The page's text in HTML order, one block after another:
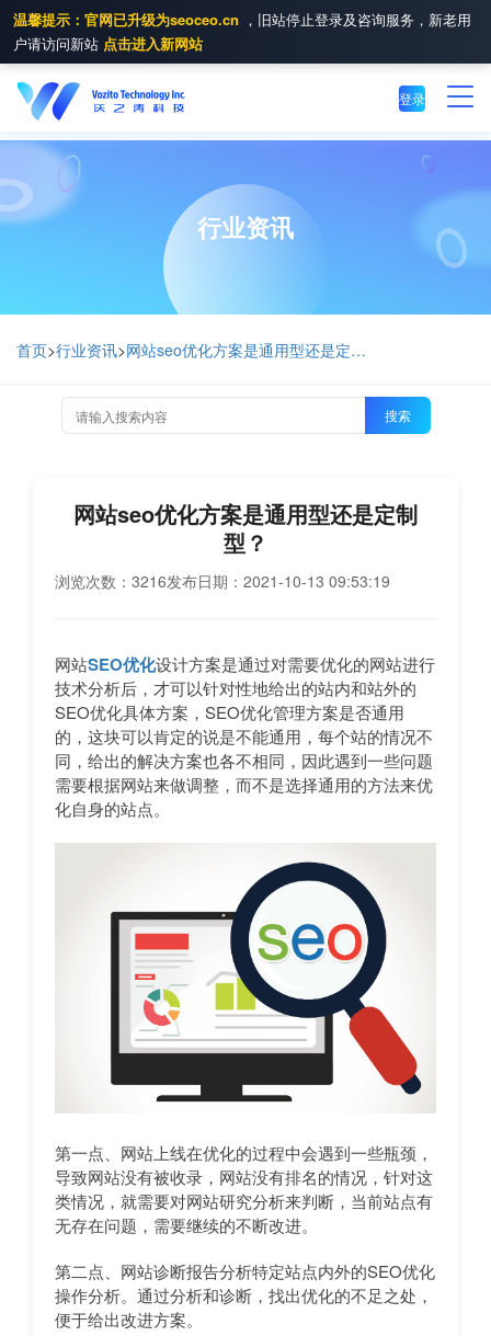
温馨提示：官网已升级为seoceo.cn ，旧站停止登录及咨询服务，新老用
户请访问新站 点击进入新网站
登录
行业资讯
首页>行业资讯> 网站seo优化方案是通用型还是定制型？
搜索
网站seo优化方案是通用型还是定制
型？
浏览次数：3216发布日期：2021-10-13 09:53:19
网站SEO优化设计方案是通过对需要优化的网站进行
技术分析后，才可以针对性地给出的站内和站外的
SEO优化具体方案，SEO优化管理方案是否通用
的，这块可以肯定的说是不能通用，每个站的情况不
同，给出的解决方案也各不相同，因此遇到一些问题
需要根据网站来做调整，而不是选择通用的方法来优
化自身的站点。
第一点、网站上线在优化的过程中会遇到一些瓶颈，
导致网站没有被收录，网站没有排名的情况，针对这
类情况，就需要对网站研究分析来判断，当前站点有
无存在问题，需要继续的不断改进。
第二点、网站诊断报告分析特定站点内外的SEO优化
操作分析。通过分析和诊断，找出优化的不足之处，
便于给出改进方案。